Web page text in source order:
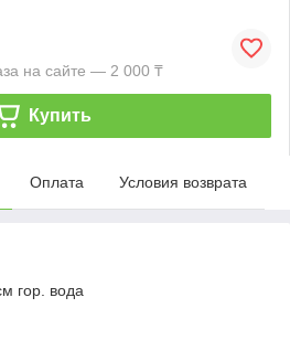
на сайте — 2 000 ₸
Купить
Оплата Условия возврата
гор. вода